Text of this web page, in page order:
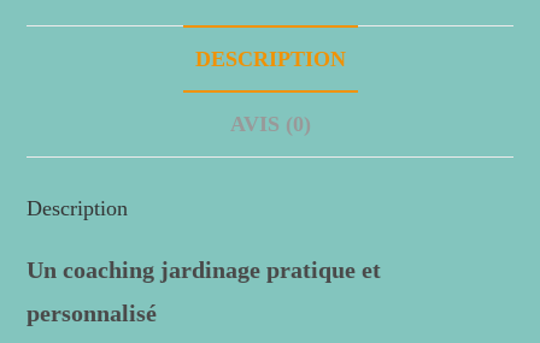
DESCRIPTION
AVIS (0)
Description
Un coaching jardinage pratique et
personnalisé